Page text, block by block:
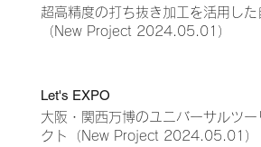
超高精度の打ち抜き加工を活用した
（New Project 2024.05.01）
Let's EXPO
大阪・関西万博のユニバーサルツー
クト
（New Project 2024.05.01）